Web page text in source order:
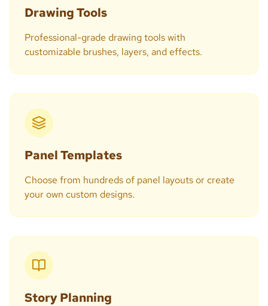
Drawing Tools
Professional-grade drawing tools with
customizable brushes, layers, and effects.
Panel Templates
Choose from hundreds of panel layouts or create
your own custom designs.
Story Planning